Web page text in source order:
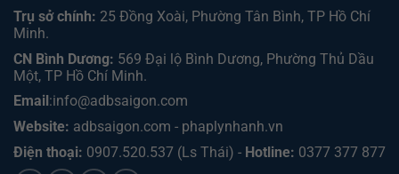
Trụ sở chính: 25 Đồng Xoài, Phường Tân Bình, TP Hồ Chí
Minh.
CN Bình Dương: 569 Đại lộ Bình Dương, Phường Thủ Dầu
Một, TP Hồ Chí Minh.
Email :info@adbsaigon.com
Website: adbsaigon.com - phaplynhanh.vn
Điện thoại: 0907.520.537 (Ls Thái) - Hotline: 0377 377 877